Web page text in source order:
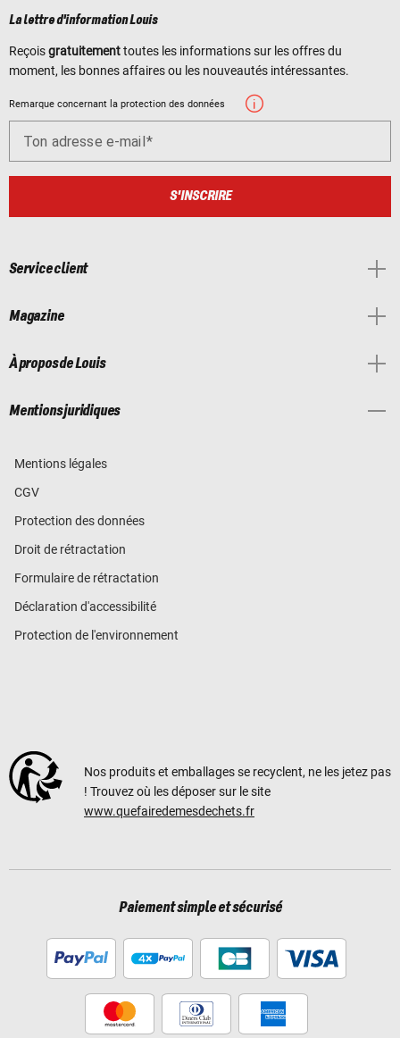
La lettre d'information Louis
Reçoisgratuitementtoutes les informations sur les offres du
moment, les bonnes affaires ou les nouveautés intéressantes.
Remarque concernant la protection des données
Ton adresse e-mail
S'INSCRIRE
Service client
Magazine
À propos de Louis
Mentions juridiques
Mentions légales
CGV
Protection des données
Droit de rétractation
Formulaire de rétractation
Déclaration d'accessibilité
Protection de l'environnement
Nos produits et emballages se recyclent, ne les jetez pas
! Trouvez où les déposer sur le site
www.quefairedemesdechets.fr
Paiement simple et sécurisé